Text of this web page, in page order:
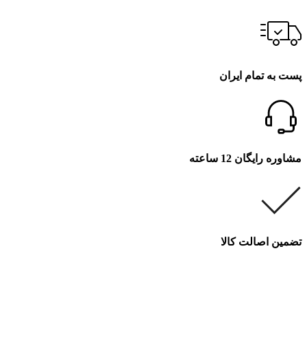
پست به تمام ایران
مشاوره رایگان 12 ساعته
تضمین اصالت کالا